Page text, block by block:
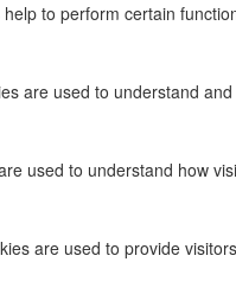
to perform certain
are used to understand
used to understand how
are used to provide